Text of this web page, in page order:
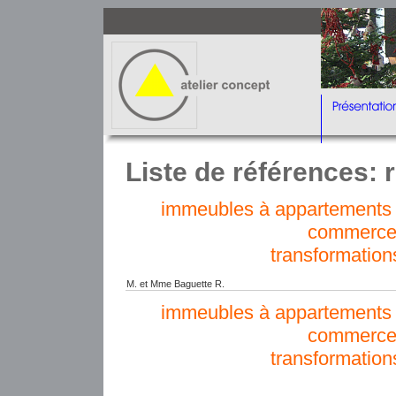
Liste de références:
immeubles à
M. et Mme Baguette R.
immeubles à